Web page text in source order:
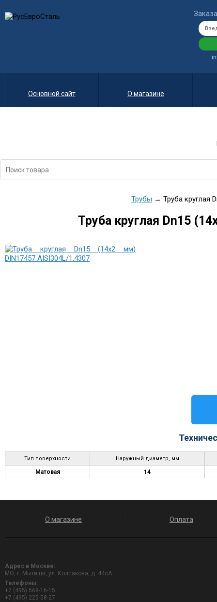
Основной сайт О магазине
Трубы → Труба круглая
Труба круглая Dn15
Тип поверхности Наружный диаметр, мм
Матовая 14
О магазине Оплата
Адрес в Москве:
МО, г. Мытищи, ул. Колпакова, д. 44сА
Телефоны:
+7 (495) 568-16-15
+7 (495) 225-58-27